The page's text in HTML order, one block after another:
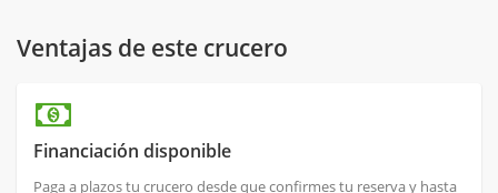
Ventajas de este crucero
Financiación disponible
Paga a plazos tu crucero desde que confirmes tu reserva y hasta